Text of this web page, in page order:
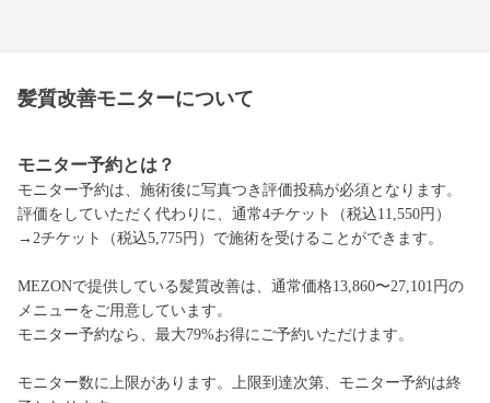
髪質改善モニターについて
モニター予約とは？
モニター予約は、施術後に写真つき評価投稿が必須となります。
評価をしていただく代わりに、通常4チケット（税込11,550円）
→2チケット（税込5,775円）で施術を受けることができます。
MEZONで提供している髪質改善は、通常価格13,860〜27,101円の
メニューをご用意しています。
モニター予約なら、最大79%お得にご予約いただけます。
モニター数に上限があります。上限到達次第、モニター予約は終